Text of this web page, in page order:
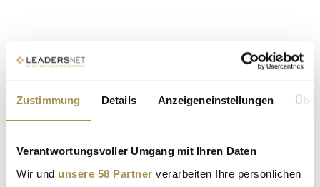
Zustimmung Details Anzeigeneinstellungen
Verantwortungsvoller Umgang mit Ihren Daten
Wir und unsere 58 Partner verarbeiten Ihre persönlichen